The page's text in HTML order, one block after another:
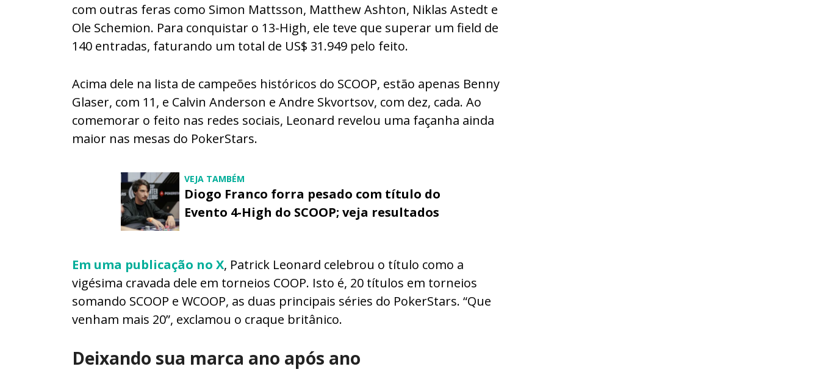
com outras feras como Simon Mattsson, Matthew Ashton, Niklas Astedt e
Ole Schemion. Para conquistar o 13-High, ele teve que superar um field de
140 entradas, faturando um total de US$ 31.949 pelo feito.
Acima dele na lista de campeões históricos do SCOOP, estão apenas Benny
Glaser, com 11, e Calvin Anderson e Andre Skvortsov, com dez, cada. Ao
comemorar o feito nas redes sociais, Leonard revelou uma façanha ainda
maior nas mesas do PokerStars.
VEJA TAMBÉM
Diogo Franco forra pesado com título do
Evento 4-High do SCOOP; veja resultados
Em uma publicação no X, Patrick Leonard celebrou o título como a
vigésima cravada dele em torneios COOP. Isto é, 20 títulos em torneios
somando SCOOP e WCOOP, as duas principais séries do PokerStars. “Que
venham mais 20”, exclamou o craque britânico.
Deixando sua marca ano após ano